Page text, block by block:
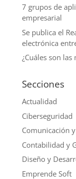
7 grupos de
empresarial
Se publica el
electrónica
¿Cuáles son
Secciones
Actualidad
Ciberseguridad
Comunicación
Contabilidad y
Diseño y
Emprende Soft